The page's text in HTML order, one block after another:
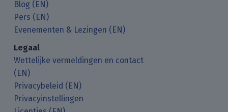
Blog (EN)
Pers (EN)
Evenementen & Lezingen (EN)
Legaal
Wettelijke vermeldingen en contact
(EN)
Privacybeleid (EN)
Privacyinstellingen